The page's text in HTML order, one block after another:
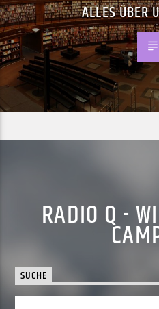
ALLES ÜBER
RADIO Q -
SUCHE